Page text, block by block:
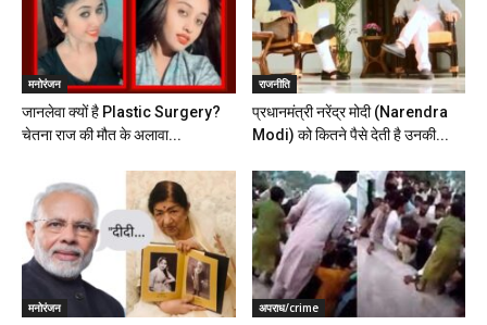
मनोरंजन
जानलेवा क्यों है Plastic Surgery?
चेतना राज की मौत के अलावा...
राजनीति
प्रधानमंत्री नरेंद्र मोदी (Narendra
Modi) को कितने पैसे देती है उनकी...
मनोरंजन अपराध/crime